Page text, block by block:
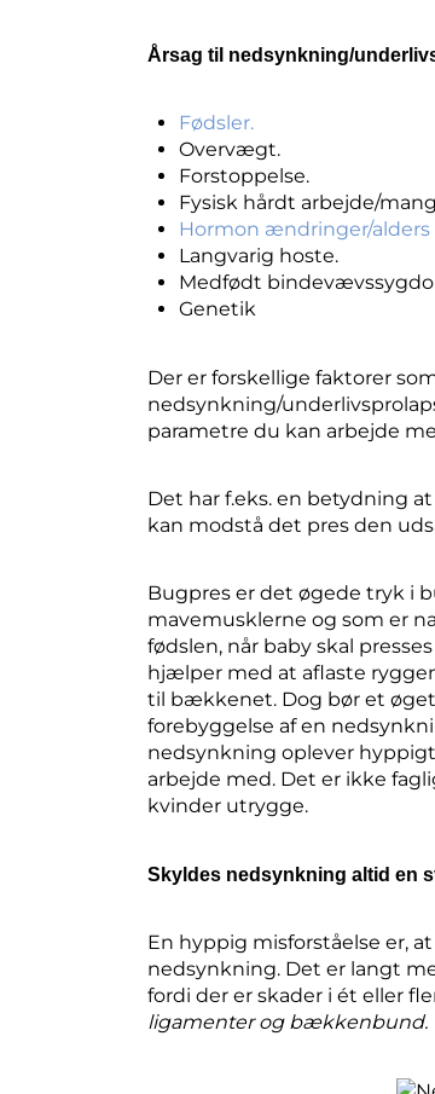
Årsag til nedsynkning/
Fødsler.
Overvægt.
Forstoppelse.
Fysisk hårdt arbejde/
Hormon ændringer/alders
Langvarig hoste.
Medfødt
Genetik
Der er forskellige faktorer
nedsynkning/
parametre du kan arbejde
Det har f.eks. en betydning
kan modstå det pres den
Bugpres er det øgede tryk i
mavemusklerne og som er
fødslen, når baby skal
hjælper med at aflaste
til bækkenet. Dog bør et
forebyggelse af en
nedsynkning oplever
arbejde med. Det er ikke
kvinder utrygge.
Skyldes nedsynkning altid en
En hyppig misforståelse er,
nedsynkning. Det er langt
fordi der er skader i ét eller
ligamenter og bækkenbund.